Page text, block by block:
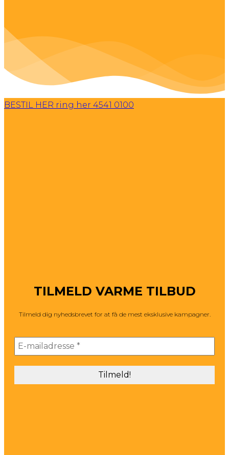
BESTIL HER ring her 4541 0100
TILMELD VARME TILBUD
Tilmeld dig nyhedsbrevet for at få de mest eksklusive kampagner.